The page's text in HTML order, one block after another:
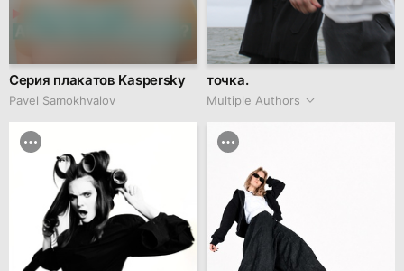
Серия плакатов Kaspersky
Pavel Samokhvalov
точка.
Multiple Authors